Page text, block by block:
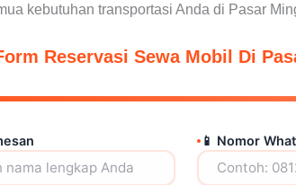
kebutuhan transportasi Anda di Pasar
Reservasi Sewa Mobil Di
📱 Nomor